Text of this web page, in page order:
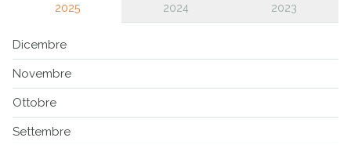
2025 2024 2023
Dicembre
Novembre
Ottobre
Settembre